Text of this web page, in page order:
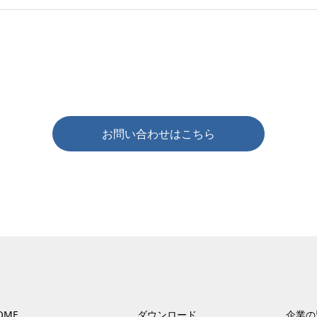
お問い合わせはこちら